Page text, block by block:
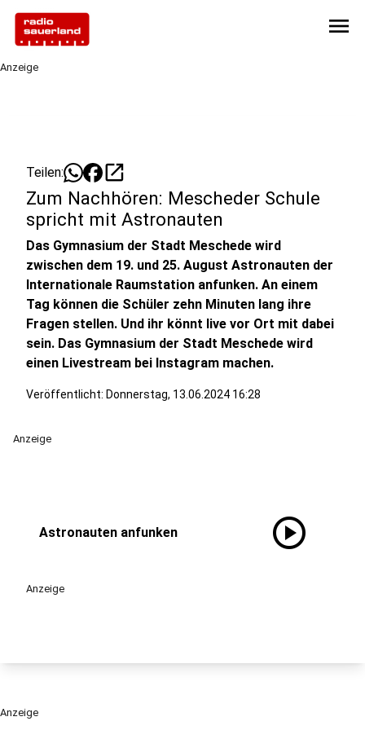
menu
Anzeige
Teilen: open_in_new
Zum Nachhören: Mescheder Schule
spricht mit Astronauten
Das Gymnasium der Stadt Meschede wird
zwischen dem 19. und 25. August Astronauten der
Internationale Raumstation anfunken. An einem
Tag können die Schüler zehn Minuten lang ihre
Fragen stellen. Und ihr könnt live vor Ort mit dabei
sein. Das Gymnasium der Stadt Meschede wird
einen Livestream bei Instagram machen.
Veröffentlicht: Donnerstag, 13.06.2024 16:28
Anzeige
Astronauten anfunken play_circle
Anzeige
Anzeige